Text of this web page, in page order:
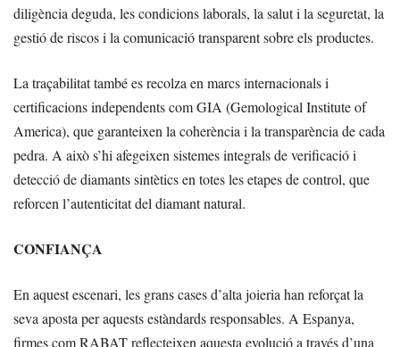
diligència deguda, les condicions laborals, la salut i la seguretat, la
gestió de riscos i la comunicació transparent sobre els productes.
La traçabilitat també es recolza en marcs internacionals i
certificacions independents com GIA (Gemological Institute of
America), que garanteixen la coherència i la transparència de cada
pedra. A això s’hi afegeixen sistemes integrals de verificació i
detecció de diamants sintètics en totes les etapes de control, que
reforcen l’autenticitat del diamant natural.
CONFIANÇA
En aquest escenari, les grans cases d’alta joieria han reforçat la
seva aposta per aquests estàndards responsables. A Espanya,
firmes com RABAT reflecteixen aquesta evolució a través d’una